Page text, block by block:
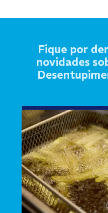
Fique por
novidades